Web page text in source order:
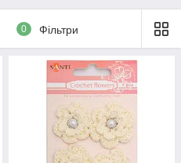
0 Фільтри